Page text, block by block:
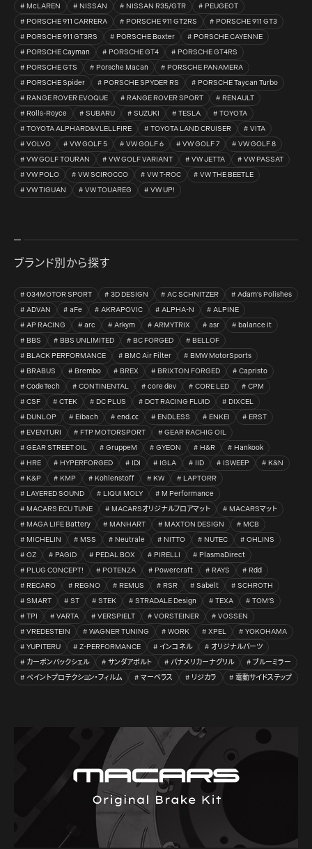
McLAREN
NISSAN NISSAN R35/GTR
PEUGEOT
PORSCHE 911 CARRERA
PORSCHE 911 GT2RS
PORSCHE 911 GT3
PORSCHE 911 GT3RS
PORSCHE Boxter
PORSCHE CAYENNE
PORSCHE Cayman
PORSCHE GT4
PORSCHE GT4RS
PORSCHE GTS
Porsche Macan
PORSCHE PANAMERA
PORSCHE Spider
PORSCHE SPYDER RS
PORSCHE Taycan Turbo
RANGE ROVER EVOQUE
RANGE ROVER SPORT
RENAULT
Rolls-Royce
SUBARU SUZUKI TESLA
TOYOTA
TOYOTA ALPHARD&VLELLFIRE
TOYOTA LAND CRUISER
VITA
VOLVO
VW GOLF 5 VW GOLF 6 VW GOLF 7
VW GOLF 8
VW GOLF TOURAN
VW GOLF VARIANT VW JETTA
VW PASSAT
VW POLO
VW SCIROCCO VW T-ROC
VW THE BEETLE
VW TIGUAN
VW TOUAREG VW UP!
ブランド別から探す
034MOTOR SPORT 3D DESIGN AC SCHNITZER
Adam's Polishes
ADVAN
aFe AKRAPOVIC ALPHA-N
ALPINE
AP RACING
arc Arkym ARMYTRIX asr
balance it
BBS
BBS UNLIMITED BC FORGED
BELLOF
BLACK PERFORMANCE
BMC Air Filter
BMW MotorSports
BRABUS
Brembo BREX BRIXTON FORGED
Capristo
CodeTech
CONTINENTAL core dev CORE LED
CPM
CSF
CTEK DC PLUS DCT RACING FLUID
DIXCEL
DUNLOP
Eibach end.㏄ ENDLESS ENKEI
ERST
EVENTURI
FTP MOTORSPORT
GEAR RACHIG OIL
GEAR STREET OIL
GruppeM GYEON H&R
Hankook
HRE
HYPERFORGED IDI IGLA IID ISWEEP
K&N
K&P
KMP Kohlenstoff KW
LAPTORR
LAYERED SOUND
LIQUI MOLY
M Performance
MACARS ECU TUNE
MACARSオリジナルフロアマット
MACARSマット
MAGA LIFE Battery
MANHART MAXTON DESIGN
MCB
MICHELIN
MSS Neutrale NITTO NUTEC
OHLINS
OZ
PAGID PEDAL BOX PIRELLI
PlasmaDirect
PLUG CONCEPT!
POTENZA Powercraft RAYS
Rdd
RECARO
REGNO REMUS RSR Sabelt
SCHROTH
SMART
ST STEK STRADALE Design TEXA
TOM’S
TPI
VARTA VERSPIELT VORSTEINER
VOSSEN
VREDESTEIN
WAGNER TUNING WORK XPEL
YOKOHAMA
YUPITERU
Z-PERFORMANCE インコネル
オリジナルパーツ
カーボンバックシェル
サンダアボルト パナメリカーナグリル
ブルーミラー
ペイントプロテクション・フィルム
マーベラス リジカラ 電動サイドステップ